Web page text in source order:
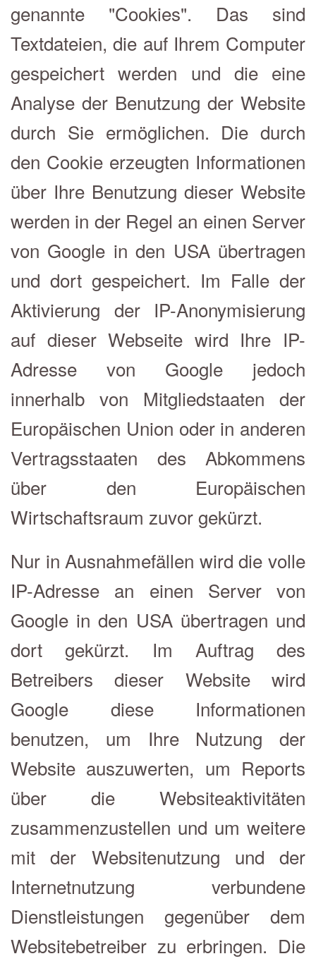
genannte "Cookies". Das sind
Textdateien, die auf Ihrem Computer
gespeichert werden und die eine
Analyse der Benutzung der Website
durch Sie ermöglichen. Die durch
den Cookie erzeugten Informationen
über Ihre Benutzung dieser Website
werden in der Regel an einen Server
von Google in den USA übertragen
und dort gespeichert. Im Falle der
Aktivierung der IP-Anonymisierung
auf dieser Webseite wird Ihre IP-
Adresse von Google jedoch
innerhalb von Mitgliedstaaten der
Europäischen Union oder in anderen
Vertragsstaaten des Abkommens
über den Europäischen
Wirtschaftsraum zuvor gekürzt.
Nur in Ausnahmefällen wird die volle
IP-Adresse an einen Server von
Google in den USA übertragen und
dort gekürzt. Im Auftrag des
Betreibers dieser Website wird
Google diese Informationen
benutzen, um Ihre Nutzung der
Website auszuwerten, um Reports
über die Websiteaktivitäten
zusammenzustellen und um weitere
mit der Websitenutzung und der
Internetnutzung verbundene
Dienstleistungen gegenüber dem
Websitebetreiber zu erbringen. Die